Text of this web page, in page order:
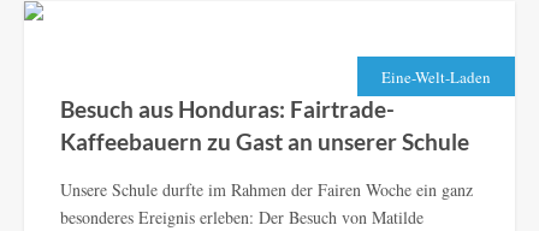
Eine-Welt-Laden
Besuch aus Honduras: Fairtrade-
Kaffeebauern zu Gast an unserer Schule
Unsere Schule durfte im Rahmen der Fairen Woche ein ganz
besonderes Ereignis erleben: Der Besuch von Matilde